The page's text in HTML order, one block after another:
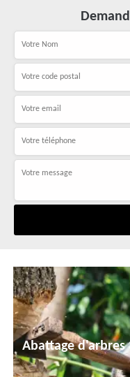
Abattage d'arbres